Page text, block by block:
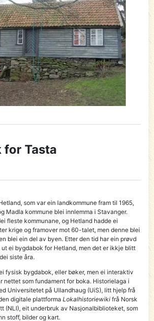
for Tasta
som var ein landkommune fram til 1965,
Madla kommune blei innlemma i Stavanger.
fleste kommunane, og Hetland hadde ei
krige og framover mot 60-talet, men denne blei
blei ein del av byen. Etter den tid har ein prøvd
ei bygdabok for Hetland, men det er ikkje blitt
siste åra.
fysisk bygdabok, eller bøker, men ei interaktiv
nettet som fundament for boka. Historielaga i
Universitetet på Ullandhaug (UiS), litt hjelp frå
digitale plattformaLokalhistoriewikifrå Norsk
(NLI), eit underbruk av Nasjonalbiblioteket, som
stoff, bilder og kart.